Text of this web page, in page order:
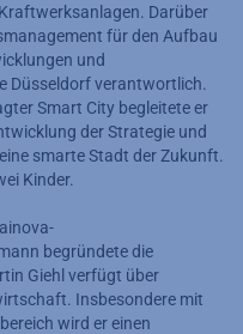
Darüber
für den Aufbau
und
Düsseldorf verantwortlich.
Smart City begleitete er
der Strategie und
smarte Stadt der Zukunft.
Kinder.
begründete die
Giehl verfügt über
Insbesondere mit
wird er einen